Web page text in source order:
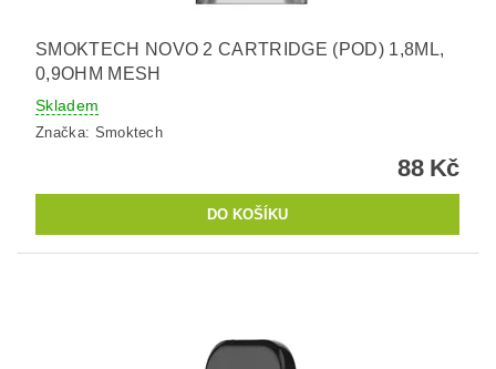
SMOKTECH NOVO 2 CARTRIDGE (POD) 1,8ML,
0,9OHM MESH
Skladem
Značka: Smoktech
88 Kč